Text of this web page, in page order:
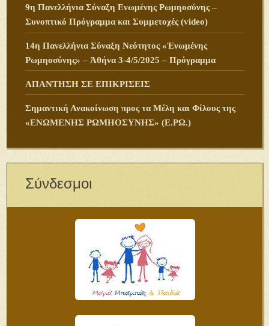
9η Πανελλήνια Σύναξη Ενωμένης Ρωμηοσύνης –
Συνοπτικό Πρόγραμμα και Συμμετοχές (video)
14η Πανελλήνια Σύναξη Νεότητος «Ἑνωμένης
Ρωμηοσύνης» – Ἀθήνα 3-4/5/2025 – Πρόγραμμα
ΑΠΑΝΤΗΣΗ ΣΕ ΕΠΙΚΡΙΣΕΙΣ
Σημαντική Ανακοίνωση προς τα Μέλη και Φίλους της
«ΕΝΩΜΕΝΗΣ ΡΩΜΗΟΣΥΝΗΣ» (Ε.ΡΩ.)
Σύνδεσμοι